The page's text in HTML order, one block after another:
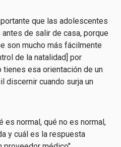
que las adolescentes
de salir de casa, porque
son mucho más fácilmente
de la natalidad] por
tienes esa orientación de un
discernir cuando surja un
es normal, qué no es normal,
y cuál es la respuesta